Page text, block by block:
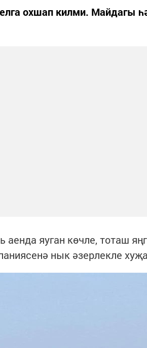
охшап килми.
аенда яуган көчле, тоташ
нык әзерлекле